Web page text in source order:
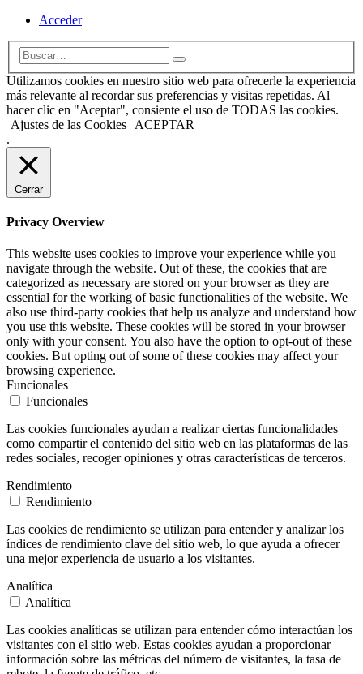
Acceder
Utilizamos cookies en nuestro sitio web para ofrecerle la experiencia
más relevante al recordar sus preferencias y visitas repetidas. Al
hacer clic en "Aceptar", consiente el uso de TODAS las cookies.
Ajustes de las Cookies
ACEPTAR
.
Cerrar
Privacy Overview
This website uses cookies to improve your experience while you
navigate through the website. Out of these, the cookies that are
categorized as necessary are stored on your browser as they are
essential for the working of basic functionalities of the website. We
also use third-party cookies that help us analyze and understand how
you use this website. These cookies will be stored in your browser
only with your consent. You also have the option to opt-out of these
cookies. But opting out of some of these cookies may affect your
browsing experience.
Funcionales
Funcionales
Las cookies funcionales ayudan a realizar ciertas funcionalidades
como compartir el contenido del sitio web en las plataformas de las
redes sociales, recoger opiniones y otras características de terceros.
Rendimiento
Rendimiento
Las cookies de rendimiento se utilizan para entender y analizar los
índices de rendimiento clave del sitio web, lo que ayuda a ofrecer
una mejor experiencia de usuario a los visitantes.
Analítica
Analítica
Las cookies analíticas se utilizan para entender cómo interactúan los
visitantes con el sitio web. Estas cookies ayudan a proporcionar
información sobre las métricas del número de visitantes, la tasa de